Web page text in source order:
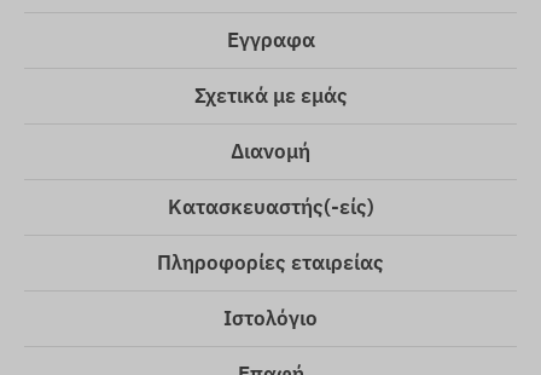
Εγγραφα
Σχετικά με εμάς
Διανομή
Κατασκευαστής(-είς)
Πληροφορίες εταιρείας
Ιστολόγιο